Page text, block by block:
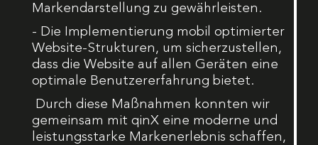
Markendarstellung zu gewährleisten.
- Die Implementierung mobil optimierter
Website-Strukturen, um sicherzustellen,
dass die Website auf allen Geräten eine
optimale Benutzererfahrung bietet.
Durch diese Maßnahmen konnten wir
gemeinsam mit qinX eine moderne und
leistungsstarke Markenerlebnis schaffen,